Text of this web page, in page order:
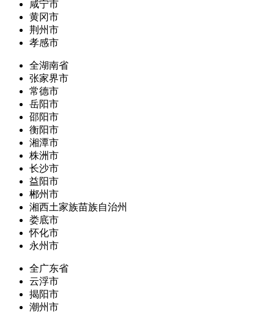
咸宁市
黄冈市
荆州市
孝感市
全湖南省
张家界市
常德市
岳阳市
邵阳市
衡阳市
湘潭市
株洲市
长沙市
益阳市
郴州市
湘西土家族苗族自治州
娄底市
怀化市
永州市
全广东省
云浮市
揭阳市
潮州市